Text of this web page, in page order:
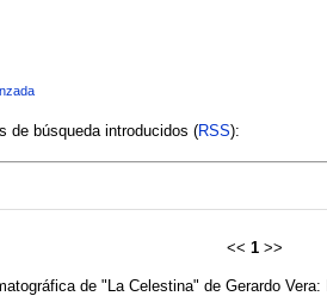
de búsqueda introducidos (RSS):
<< 1>>
de "La Celestina" de Gerardo